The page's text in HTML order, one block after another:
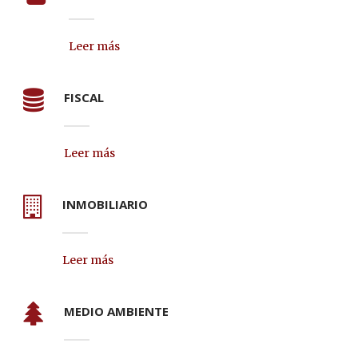
Leer más
FISCAL
Leer más
INMOBILIARIO
Leer más
MEDIO AMBIENTE